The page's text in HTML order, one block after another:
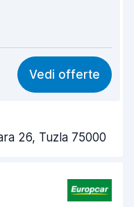
7,7
8,2
8,2
Vedi offerte
26, Tuzla 75000